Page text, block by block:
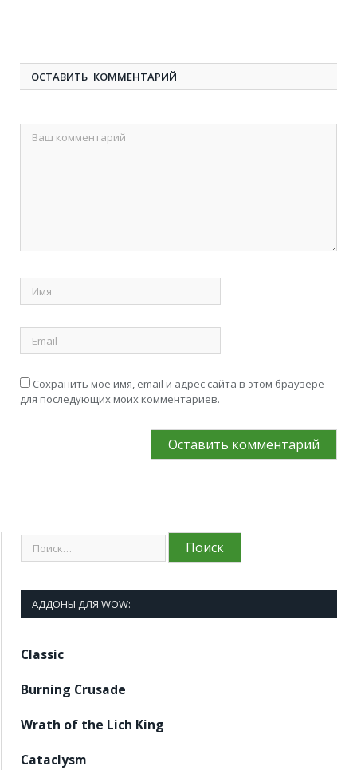
ОСТАВИТЬ КОММЕНТАРИЙ
Сохранить моё имя, email и адрес сайта в этом браузере
для последующих моих комментариев.
АДДОНЫ ДЛЯ WOW:
Classic
Burning Crusade
Wrath of the Lich King
Cataclysm